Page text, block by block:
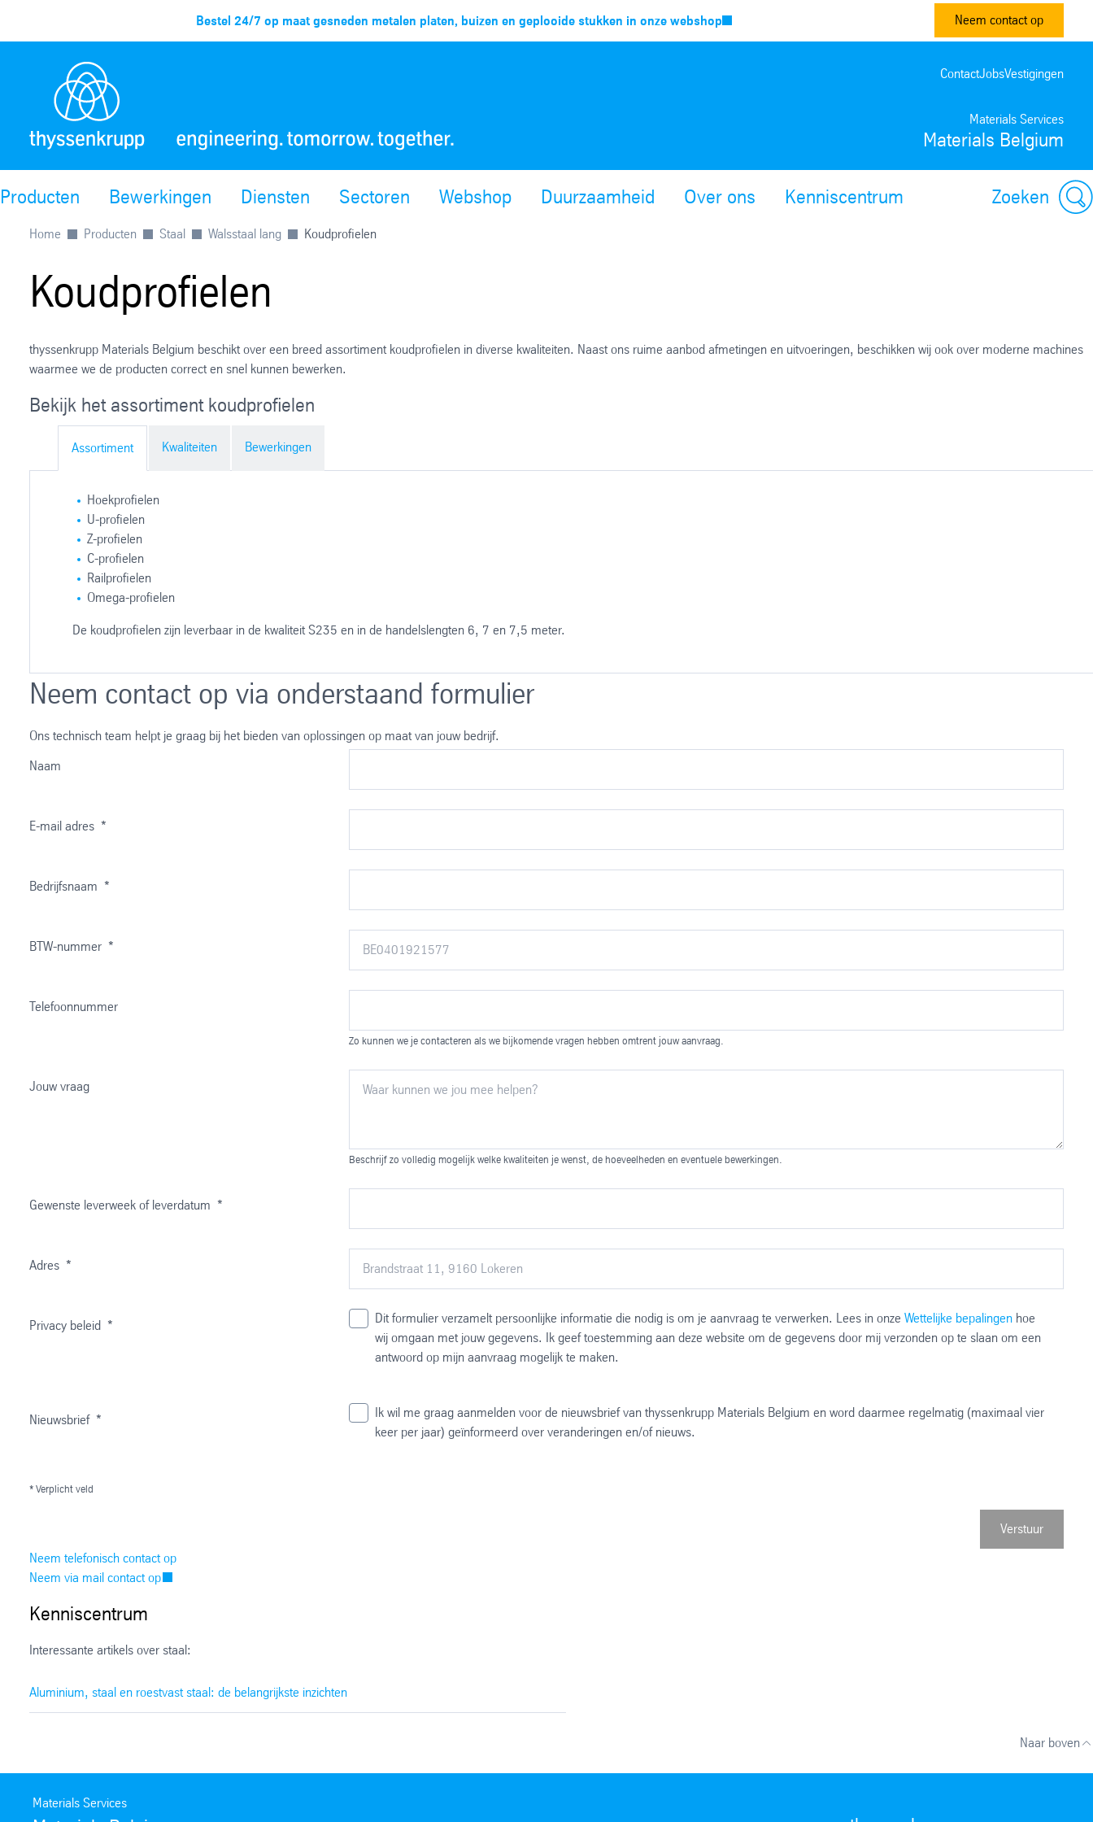
Bestel 24/7 op maat gesneden metalen platen, buizen en geplooide stukken in onze webshop Neem contact op
Materials Services
Materials Belgium
ContactJobsVestigingen
Producten Bewerkingen Diensten Sectoren Webshop Duurzaamheid Over ons Kenniscentrum Zoeken
Home Producten Staal Walsstaal lang Koudprofielen
Koudprofielen
thyssenkrupp Materials Belgium beschikt over een breed assortiment koudprofielen in diverse kwaliteiten. Naast ons ruime aanbod afmetingen en uitvoeringen, beschikken wij ook over moderne machines
waarmee we de producten correct en snel kunnen bewerken.
Bekijk het assortiment koudprofielen
Assortiment Kwaliteiten Bewerkingen
Hoekprofielen
U-profielen
Z-profielen
C-profielen
Railprofielen
Omega-profielen
De koudprofielen zijn leverbaar in de kwaliteit S235 en in de handelslengten 6, 7 en 7,5 meter.
S355J2
Menien
Neem contact op via onderstaand formulier
Ons technisch team helpt je graag bij het bieden van oplossingen op maat van jouw bedrijf.
Naam
E-mail adres *
Bedrijfsnaam *
BTW-nummer *
Telefoonnummer
Zo kunnen we je contacteren als we bijkomende vragen hebben omtrent jouw aanvraag.
Jouw vraag
Beschrijf zo volledig mogelijk welke kwaliteiten je wenst, de hoeveelheden en eventuele bewerkingen.
Gewenste leverweek of leverdatum *
Adres *
Privacy beleid * Dit formulier verzamelt persoonlijke informatie die nodig is om je aanvraag te verwerken. Lees in onze Wettelijke bepalingenhoe
wij omgaan met jouw gegevens. Ik geef toestemming aan deze website om de gegevens door mij verzonden op te slaan om een
antwoord op mijn aanvraag mogelijk te maken.
Nieuwsbrief *
Ik wil me graag aanmelden voor de nieuwsbrief van thyssenkrupp Materials Belgium en word daarmee regelmatig (maximaal vier
keer per jaar) geïnformeerd over veranderingen en/of nieuws.
* Verplicht veld
Verstuur
Neem telefonisch contact op
Neem via mail contact op
Kenniscentrum
Interessante artikels over staal:
Aluminium, staal en roestvast staal: de belangrijkste inzichten
Naar boven
Materials Services